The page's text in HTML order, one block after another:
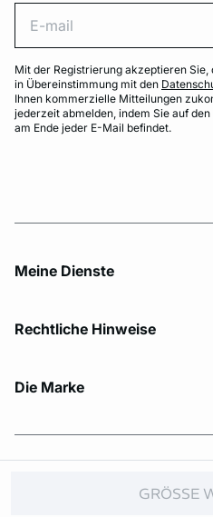
GRÖSSE
Mit der Registrierung akzeptieren
in Übereinstimmung mit den
Ihnen kommerzielle Mitteilungen
jederzeit abmelden, indem Sie auf
am Ende jeder E-Mail befindet.
Meine Dienste
Rechtliche Hinweise
Die Marke